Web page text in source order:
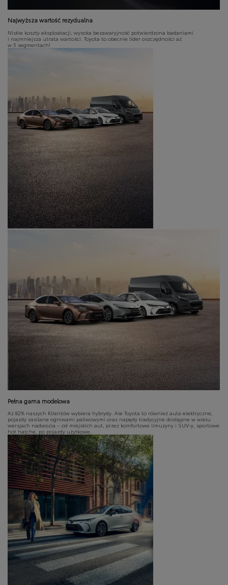
Najwyższa wartość rezydualna
Niskie koszty eksploatacji, wysoka bezawaryjność potwierdzona badaniami
i najmniejsza utrata wartości. Toyota to obecnie lider oszczędności aż
w 5 segmentach!
Pełna gama modelowa
Aż 82% naszych Klientów wybiera hybrydy. Ale Toyota to również auta elektryczne,
pojazdy zasilane ogniwami paliwowymi oraz napędy tradycyjne dostępne w wielu
wersjach nadwozia – od miejskich aut, przez komfortowe limuzyny i SUV-y, sportowe
hot hatche, po pojazdy użytkowe.